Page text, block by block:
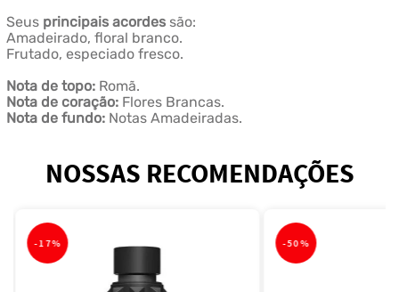
Seus principais acordessão:
Amadeirado, floral branco.
Frutado, especiado fresco.
Nota de topo:Romã.
Nota de coração:Flores Brancas.
Nota de fundo:Notas Amadeiradas.
NOSSAS RECOMENDAÇÕES
-17% -50%